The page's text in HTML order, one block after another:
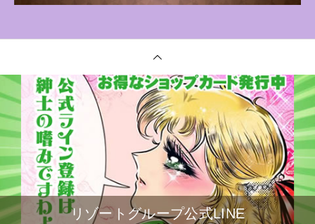
リゾートグループ公式LINE